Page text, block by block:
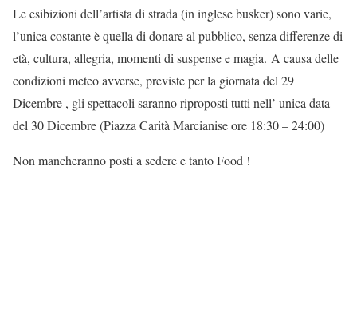
Le esibizioni dell’artista di strada (in inglese busker) sono varie,
l’unica costante è quella di donare al pubblico, senza differenze di
età, cultura, allegria, momenti di suspense e magia. A causa delle
condizioni meteo avverse, previste per la giornata del 29
Dicembre , gli spettacoli saranno riproposti tutti nell’ unica data
del 30 Dicembre (Piazza Carità Marcianise ore 18:30 – 24:00)
Non mancheranno posti a sedere e tanto Food !